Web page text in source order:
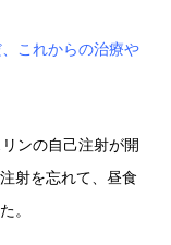
これからの治療や
ンの自己注射が開
射を忘れて、昼食
。